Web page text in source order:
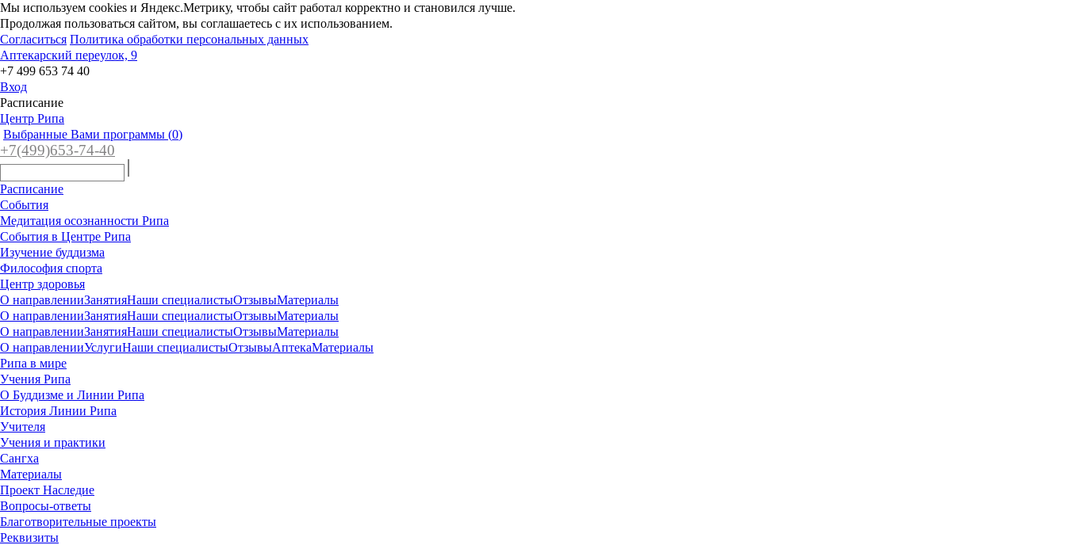
Мы используем cookies и Яндекс.Метрику, чтобы сайт работал корректно и становился лучше.
Продолжая пользоваться сайтом, вы соглашаетесь с их использованием.
Согласиться Политика обработки персональных данных
Аптекарский переулок, 9
+7 499 653 74 40
Вход
Расписание
Центр Рипа
Выбранные Вами программы (0)
+7(499)653-74-40
Расписание
События
Медитация осознанности Рипа
События в Центре Рипа
Изучение буддизма
Философия спорта
Центр здоровья
О направленииЗанятияНаши специалистыОтзывыМатериалы
О направленииЗанятияНаши специалистыОтзывыМатериалы
О направленииЗанятияНаши специалистыОтзывыМатериалы
О направленииУслугиНаши специалистыОтзывыАптекаМатериалы
Рипа в мире
Учения Рипа
О Буддизме и Линии Рипа
История Линии Рипа
Учителя
Учения и практики
Сангха
Материалы
Проект Наследие
Вопросы-ответы
Благотворительные проекты
Реквизиты